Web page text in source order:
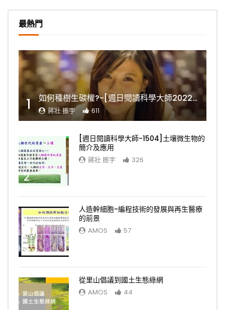
最熱門
1 如何種樹生碳權?-[週日閱讀科學大師2022.11.06]
蔣壯 振宇 611
2
[週日閱讀科學大師-1504]土壤微生物的
簡介及應用
蔣壯 振宇 326
3
人造幹細胞-編程技術的發展與再生醫療
的前景
AMOS 57
從里山倡議到國土生態綠網
AMOS 44